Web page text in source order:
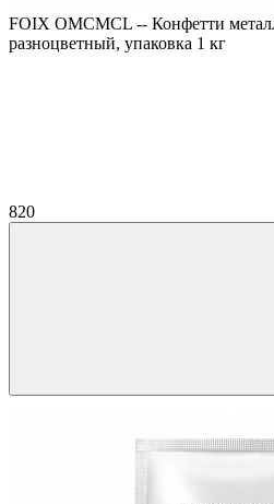
FOIX OMCMCL -- Конфетти
разноцветный, упаковка 1 кг
820